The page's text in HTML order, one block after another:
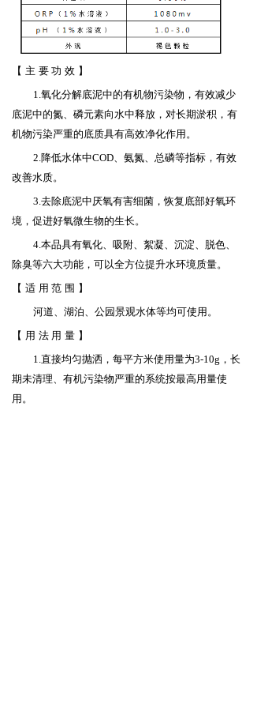
【 主要功效 】
1.氧化分解底泥中的有机物污染物，有效减少
底泥中的氮、磷元素向水中释放，对长期淤积，有
机物污染严重的底质具有高效净化作用。
2.降低水体中COD、氨氮、总磷等指标，有效
改善水质。
3.去除底泥中厌氧有害细菌，恢复底部好氧环
境，促进好氧微生物的生长。
4.本品具有氧化、吸附、絮凝、沉淀、脱色、
除臭等六大功能，可以全方位提升水环境质量。
【 适用范围 】
河道、湖泊、公园景观水体等均可使用。
【 用法用量 】
1.直接均匀抛洒，每平方米使用量为3-10g ，长
期未清理、有机污染物严重的系统按最高用量使
用。